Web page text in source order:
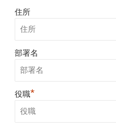
住所
部署名
役職*